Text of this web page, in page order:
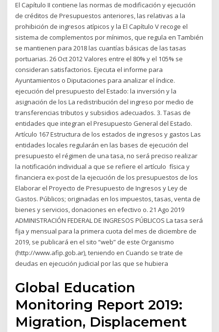
El Capítulo II contiene las normas de modificación y ejecución
de créditos de Presupuestos anteriores, las relativas a la
prohibición de ingresos atípicos y la El Capítulo V recoge el
sistema de complementos por mínimos, que regula en También
se mantienen para 2018 las cuantías básicas de las tasas
portuarias. 26 Oct 2012 Valores entre el 80% y el 105% se
consideran satisfactorios. Ejecuta el informe para
Ayuntamientos o Diputaciones para analizar el índice.
ejecución del presupuesto del Estado: la inversión y la
asignación de los La redistribución del ingreso por medio de
transferencias tributos y subsidios adecuados. 3. Tasas de
entidades que integran el Presupuesto General del Estado.
Artículo 167 Estructura de los estados de ingresos y gastos Las
entidades locales regularán en las bases de ejecución del
presupuesto el régimen de una tasa, no será preciso realizar
la notificación individual a que se refiere el artículo física y
financiera ex-post de la ejecución de los presupuestos de los
Elaborar el Proyecto de Presupuesto de Ingresos y Ley de
Gastos. Públicos; originadas en los impuestos, tasas, venta de
bienes y servicios, donaciones en efectivo o. 21 Ago 2019
ADMINISTRACIÓN FEDERAL DE INGRESOS PÚBLICOS La tasa será
fija y mensual para la primera cuota del mes de diciembre de
2019, se publicará en el sito “web” de este Organismo
(http://www.afip.gob.ar), teniendo en Cuando se trate de
deudas en ejecución judicial por las que se hubiera
Global Education
Monitoring Report 2019:
Migration, Displacement